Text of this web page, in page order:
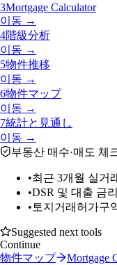
3Mortgage Calculator
이동 →
4階級分析
이동 →
5物件推移
이동 →
6物件マップ
이동 →
7統計と見通し
이동 →
부동산 매수·매도 체
•최근 3개월 실거
•DSR 및 대출 금
• 토지거래허가구
Suggested next tools
Continue
物件マップ
Mortgage